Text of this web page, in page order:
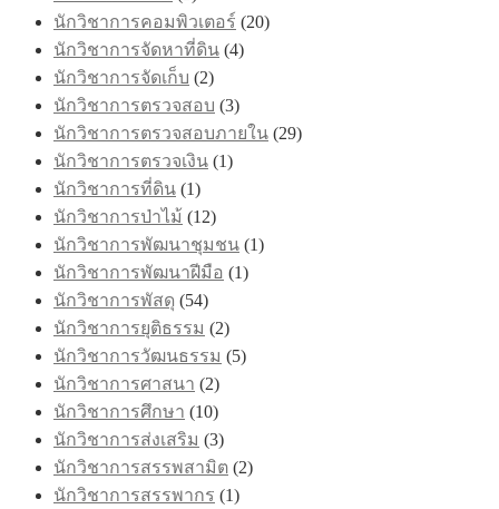
นักวิชาการคอมพิวเตอร์ (20)
นักวิชาการจัดหาที่ดิน (4)
นักวิชาการจัดเก็บ (2)
นักวิชาการตรวจสอบ (3)
นักวิชาการตรวจสอบภายใน (29)
นักวิชาการตรวจเงิน (1)
นักวิชาการที่ดิน (1)
นักวิชาการป่าไม้ (12)
นักวิชาการพัฒนาชุมชน (1)
นักวิชาการพัฒนาฝีมือ (1)
นักวิชาการพัสดุ (54)
นักวิชาการยุติธรรม (2)
นักวิชาการวัฒนธรรม (5)
นักวิชาการศาสนา (2)
นักวิชาการศึกษา (10)
นักวิชาการส่งเสริม (3)
นักวิชาการสรรพสามิต (2)
นักวิชาการสรรพากร (1)